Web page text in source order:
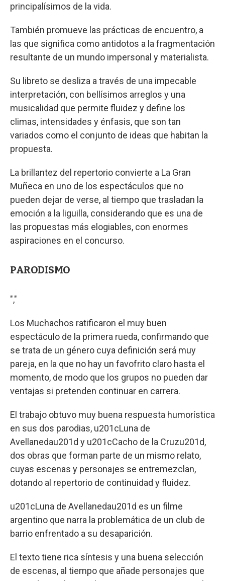
principalísimos de la vida.
También promueve las prácticas de encuentro, a
las que significa como antidotos a la fragmentación
resultante de un mundo impersonal y materialista.
Su libreto se desliza a través de una impecable
interpretación, con bellísimos arreglos y una
musicalidad que permite fluidez y define los
climas, intensidades y énfasis, que son tan
variados como el conjunto de ideas que habitan la
propuesta.
La brillantez del repertorio convierte a La Gran
Muñeca en uno de los espectáculos que no
pueden dejar de verse, al tiempo que trasladan la
emoción a la liguilla, considerando que es una de
las propuestas más elogiables, con enormes
aspiraciones en el concurso.
PARODISMO
","
Los Muchachos ratificaron el muy buen
espectáculo de la primera rueda, confirmando que
se trata de un género cuya definición será muy
pareja, en la que no hay un favofrito claro hasta el
momento, de modo que los grupos no pueden dar
ventajas si pretenden continuar en carrera.
El trabajo obtuvo muy buena respuesta humorística
en sus dos parodias, u201cLuna de
Avellanedau201d y u201cCacho de la Cruzu201d,
dos obras que forman parte de un mismo relato,
cuyas escenas y personajes se entremezclan,
dotando al repertorio de continuidad y fluidez.
u201cLuna de Avellanedau201d es un filme
argentino que narra la problemática de un club de
barrio enfrentado a su desaparición.
El texto tiene rica síntesis y una buena selección
de escenas, al tiempo que añade personajes que